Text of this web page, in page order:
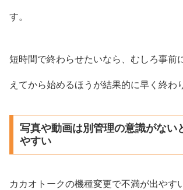
す。
短時間で終わらせたいなら、むしろ事前
えてから始めるほうが結果的に早く終わ
写真や動画は別管理の意識がない
やすい
カカオトークの機種変更で不満が出やす